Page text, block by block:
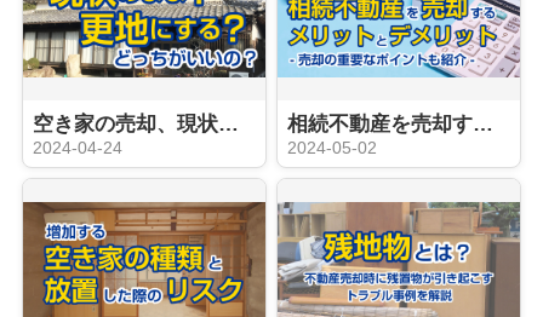
空き家の売却、現状と更地どっちがいいの？
2024-04-24
相続不動産を売却するメリットとデメリット！売却の重要なポイントも紹介！
2024-05-02